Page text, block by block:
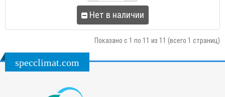
Нет в наличии
Показано с 1 по 11 из 11 (всего 1 страниц)
specclimat.com